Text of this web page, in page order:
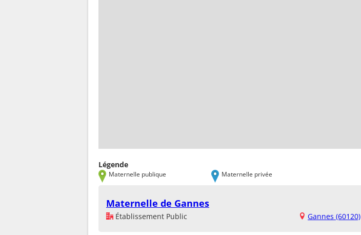
Légende
Maternelle publique Maternelle privée
Maternelle de Gannes
Établissement Public Gannes (60120)